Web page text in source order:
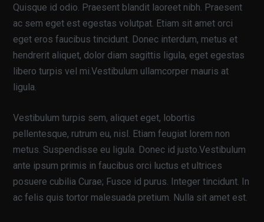
Quisque id odio. Praesent blandit laoreet nibh. Praesent
ac sem eget est egestas volutpat. Etiam sit amet orci
eget eros faucibus tincidunt. Donec interdum, metus et
hendrerit aliquet, dolor diam sagittis ligula, eget egestas
libero turpis vel mi.Vestibulum ullamcorper mauris at
ligula.
Vestibulum turpis sem, aliquet eget, lobortis
pellentesque, rutrum eu, nisl. Etiam feugiat lorem non
metus. Suspendisse eu ligula. Donec id justo.Vestibulum
ante ipsum primis in faucibus orci luctus et ultrices
posuere cubilia Curae; Fusce id purus. Integer tincidunt. In
ac felis quis tortor malesuada pretium. Nulla sit amet est.